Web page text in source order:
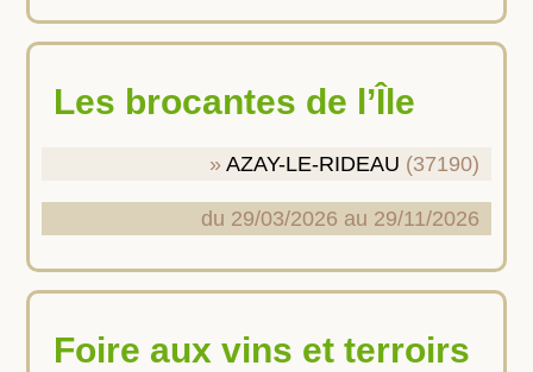
Les brocantes de l’Île
AZAY-LE-RIDEAU (37190)
du 29/03/2026 au 29/11/2026
Foire aux vins et terroirs